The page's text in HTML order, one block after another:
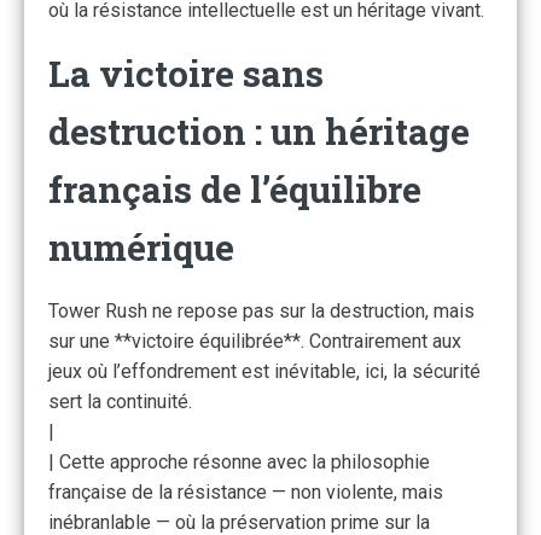
où la résistance intellectuelle est un héritage vivant.
La victoire sans
destruction : un héritage
français de l’équilibre
numérique
Tower Rush ne repose pas sur la destruction, mais
sur une **victoire équilibrée**. Contrairement aux
jeux où l’effondrement est inévitable, ici, la sécurité
sert la continuité.
|
| Cette approche résonne avec la philosophie
française de la résistance — non violente, mais
inébranlable — où la préservation prime sur la